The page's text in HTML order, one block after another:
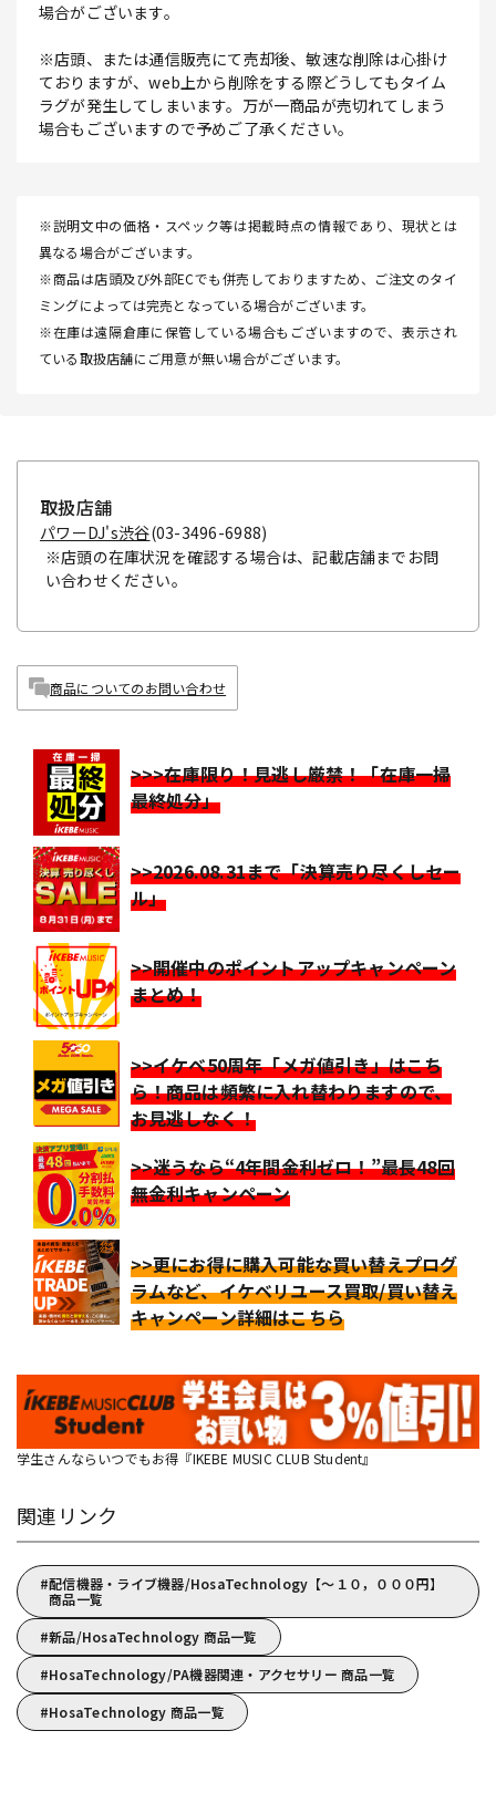
場合がございます。
※店頭、または通信販売にて売却後、敏速な削除は心掛け
ておりますが、web上から削除をする際どうしてもタイム
ラグが発生してしまいます。万が一商品が売切れてしまう
場合もございますので予めご了承ください。
※説明文中の価格・スペック等は掲載時点の情報であり、現状とは
異なる場合がございます。
※商品は店頭及び外部ECでも併売しておりますため、ご注文のタイ
ミングによっては完売となっている場合がございます。
※在庫は遠隔倉庫に保管している場合もございますので、表示され
ている取扱店舗にご用意が無い場合がございます。
取扱店舗
パワーDJ's渋谷(03-3496-6988)
※店頭の在庫状況を確認する場合は、記載店舗までお問
い合わせください。
商品についてのお問い合わせ
>>>在庫限り！見逃し厳禁！「在庫一掃
最終処分」
>>2026.08.31まで「決算売り尽くしセー
ル」
>>開催中のポイントアップキャンペーン
まとめ！
>>イケベ50周年「メガ値引き」はこち
ら！商品は頻繁に入れ替わりますので、
お見逃しなく！
>>迷うなら“4年間金利ゼロ！”最長48回
無金利キャンペーン
>>更にお得に購入可能な買い替えプログ
ラムなど、イケベリユース買取/買い替え
キャンペーン詳細はこちら
学生さんならいつでもお得『IKEBE MUSIC CLUB Student』
関連リンク
配信機器・ライブ機器/HosaTechnology【～１０，０００円】
商品一覧
新品/HosaTechnology 商品一覧
HosaTechnology/PA機器関連・アクセサリー 商品一覧
HosaTechnology 商品一覧